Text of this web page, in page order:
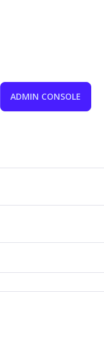
ADMIN CONSOLE